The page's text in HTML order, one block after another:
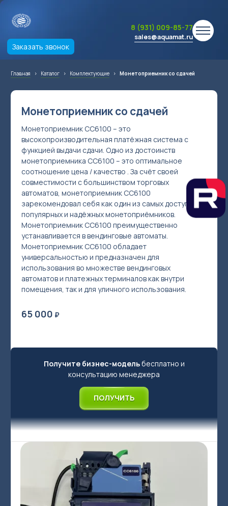
Заказать звонок
8 (931) 009-85-77
sales@aquamat.ru
Акваматы с привозной водой
Комплектующие к акваматам
🌟 Брендирование бизнеса
Сопутствующее оборудование для продажи чистой воды в
Бизнес под ключ
Мониторинг вендинговых автоматов
Главная › Каталог › Комплектующие › Монетоприемник со сдачей
Монетоприемник со сдачей
Монетоприемник CC6100 – это
высокопроизводительная платёжная система с
функцией выдачи сдачи. Одно из достоинств
монетоприемника CC6100 – это оптимальное
соотношение цена / качество . За счёт своей
совместимости с большинством торговых
автоматов, монетоприемник CC6100
зарекомендовал себя как один из самых доступних,
популярных и надёжных монетоприёмников.
Монетоприемник CC6100 преимущественно
устанавливается в вендинговые автоматы.
Монетоприемник CC6100 обладает
универсальностью и предназначен для
использования во множестве вендинговых
автоматов и платежных терминалов как внутри
помещения, так и для уличного использования.
65 000 ₽
Получите бизнес-модельбесплатно и
консультацию менеджера
ПОЛУЧИТЬ